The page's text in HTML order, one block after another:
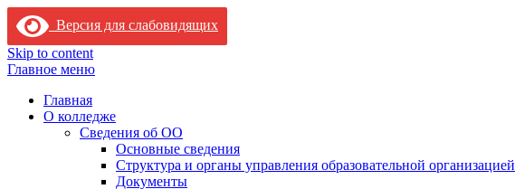
Версия для слабовидящих
Skip to content
Главное меню
Главная
О колледже
Сведения об ОО
Основные сведения
Структура и органы управления образовательной организацией
Документы